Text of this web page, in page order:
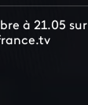
à 21.05 sur